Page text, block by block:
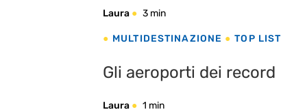
Laura 3 min
MULTIDESTINAZIONE TOP LIST
Gli aeroporti dei record
Laura 1 min